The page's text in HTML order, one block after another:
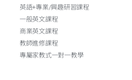
英語+專業/興趣研習課程
一般英文課程
商業英文課程
教師進修課程
專屬家教式一對一教學